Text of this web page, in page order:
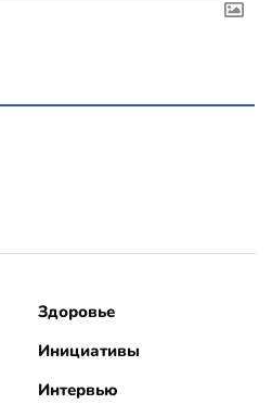
Здоровье
Инициативы
Интервью